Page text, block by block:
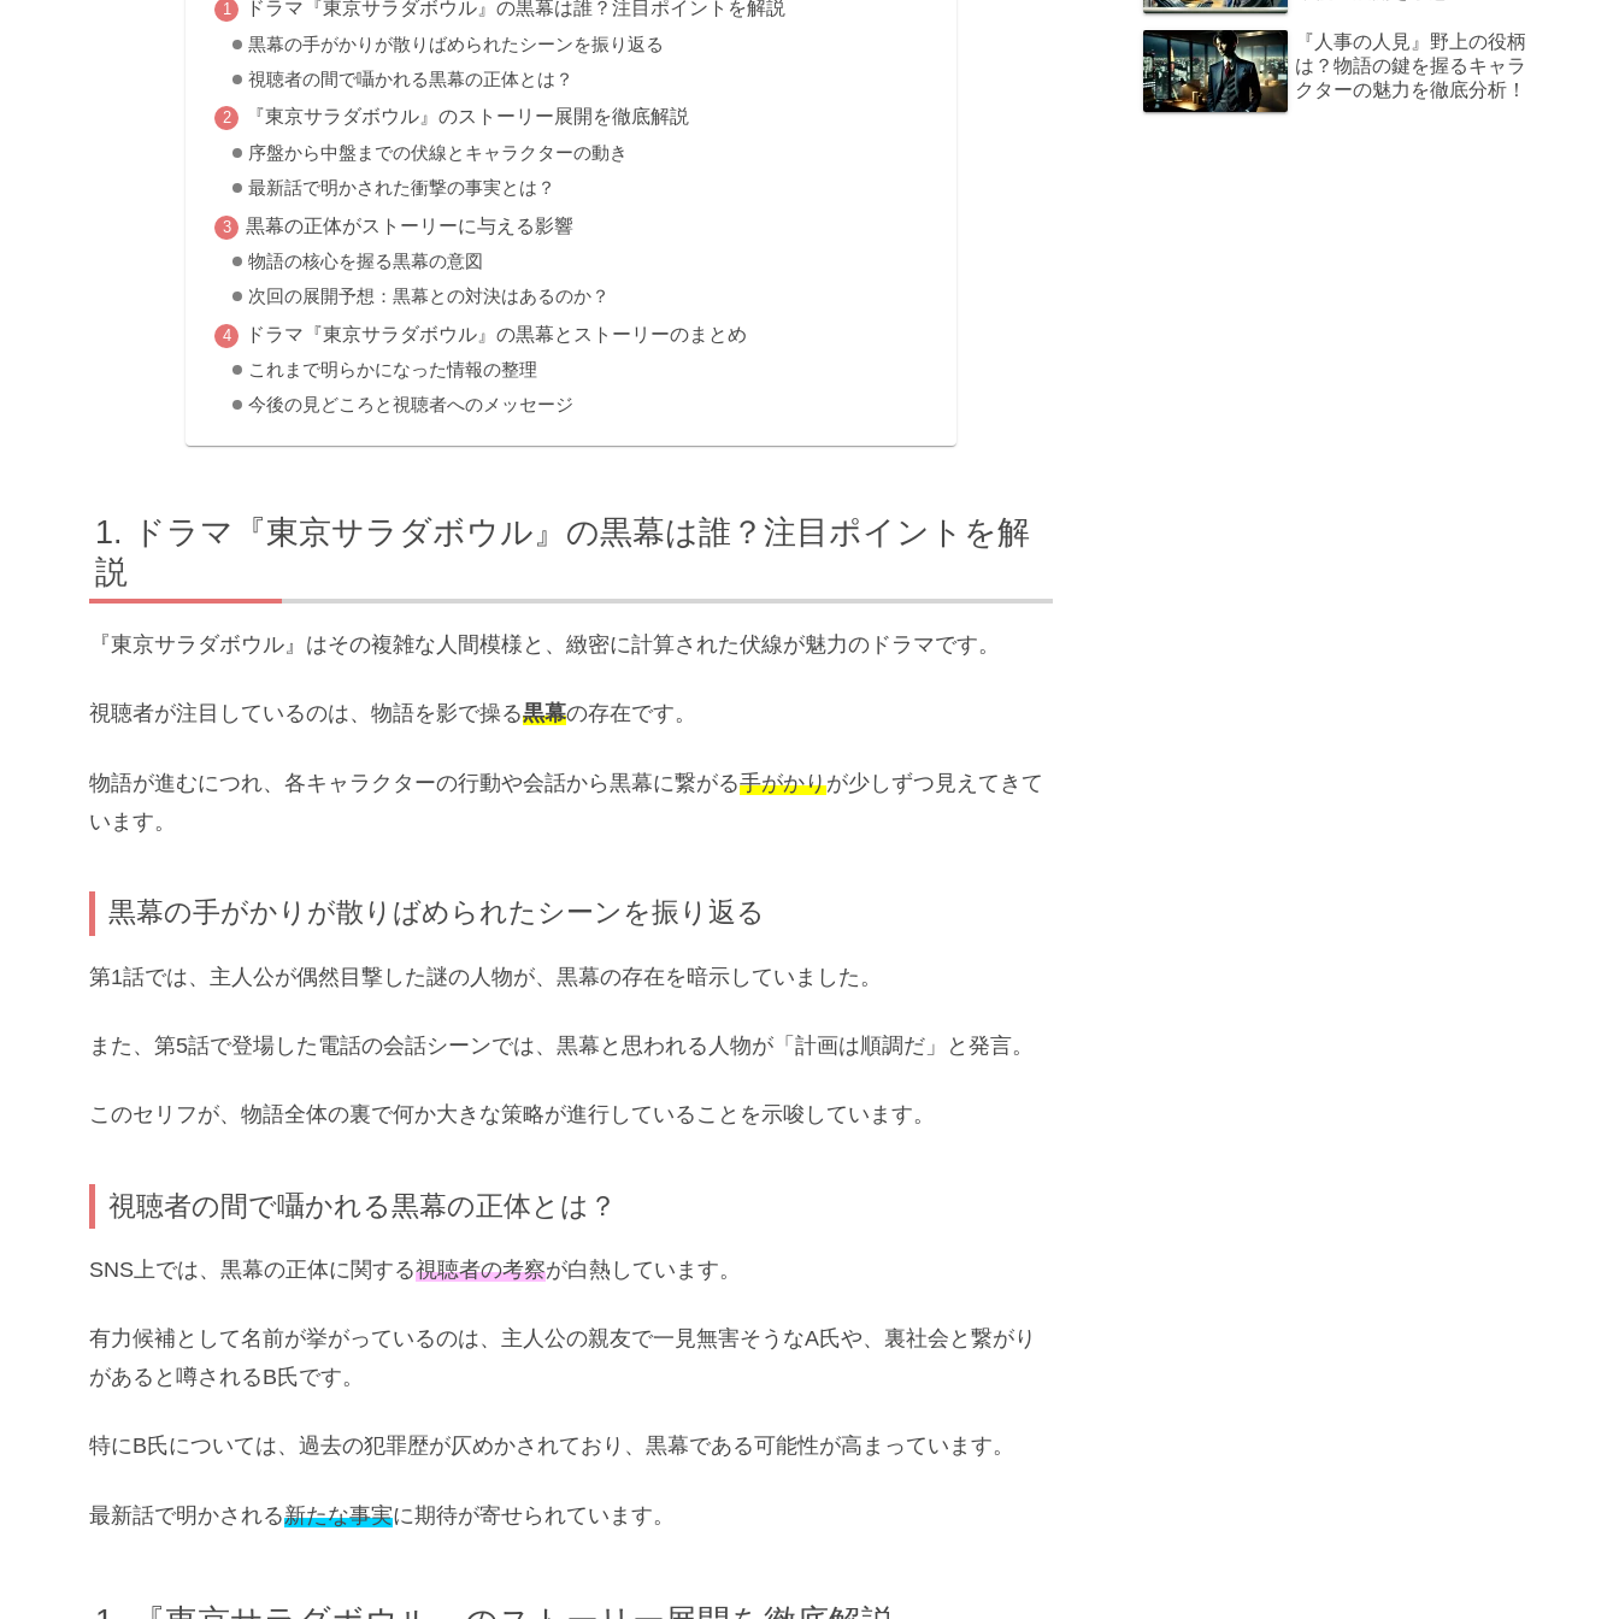
ドラマ『東京サラダボウル』の黒幕は誰？注目ポイントを解説
黒幕の手がかりが散りばめられたシーンを振り返る
視聴者の間で囁かれる黒幕の正体とは？
『東京サラダボウル』のストーリー展開を徹底解説
序盤から中盤までの伏線とキャラクターの動き
最新話で明かされた衝撃の事実とは？
黒幕の正体がストーリーに与える影響
物語の核心を握る黒幕の意図
次回の展開予想：黒幕との対決はあるのか？
ドラマ『東京サラダボウル』の黒幕とストーリーのまとめ
これまで明らかになった情報の整理
今後の見どころと視聴者へのメッセージ
ドラマ『東京サラダボウル』の黒幕は誰？注目ポイントを解
説
『東京サラダボウル』はその複雑な人間模様と、緻密に計算された伏線が魅力のドラマです。
視聴者が注目しているのは、物語を影で操る黒幕の存在です。
物語が進むにつれ、各キャラクターの行動や会話から黒幕に繋がる手がかりが少しずつ見えてきて
います。
黒幕の手がかりが散りばめられたシーンを振り返る
第1話では、主人公が偶然目撃した謎の人物が、黒幕の存在を暗示していました。
また、第5話で登場した電話の会話シーンでは、黒幕と思われる人物が「計画は順調だ」と発言。
このセリフが、物語全体の裏で何か大きな策略が進行していることを示唆しています。
視聴者の間で囁かれる黒幕の正体とは？
SNS上では、黒幕の正体に関する視聴者の考察が白熱しています。
有力候補として名前が挙がっているのは、主人公の親友で一見無害そうなA氏や、裏社会と繋がり
があると噂されるB氏です。
特にB氏については、過去の犯罪歴が仄めかされており、黒幕である可能性が高まっています。
最新話で明かされる新たな事実に期待が寄せられています。
『人事の人見』野上の役柄
は？物語の鍵を握るキャラ
クターの魅力を徹底分析！